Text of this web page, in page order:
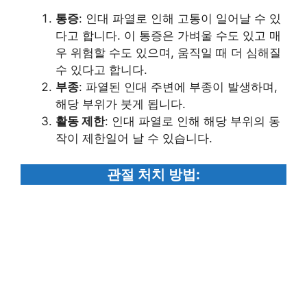
통증: 인대 파열로 인해 고통이 일어날 수 있
다고 합니다. 이 통증은 가벼울 수도 있고 매
우 위험할 수도 있으며, 움직일 때 더 심해질
수 있다고 합니다.
부종: 파열된 인대 주변에 부종이 발생하며,
해당 부위가 붓게 됩니다.
활동 제한: 인대 파열로 인해 해당 부위의 동
작이 제한일어 날 수 있습니다.
관절 처치 방법: